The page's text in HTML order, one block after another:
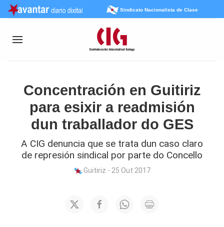
Sindicato Nacionalista de Clase
Concentración en Guitiriz
para esixir a readmisión
dun traballador do GES
A CIG denuncia que se trata dun caso claro
de represión sindical por parte do Concello
Guitiriz - 25 Out 2017